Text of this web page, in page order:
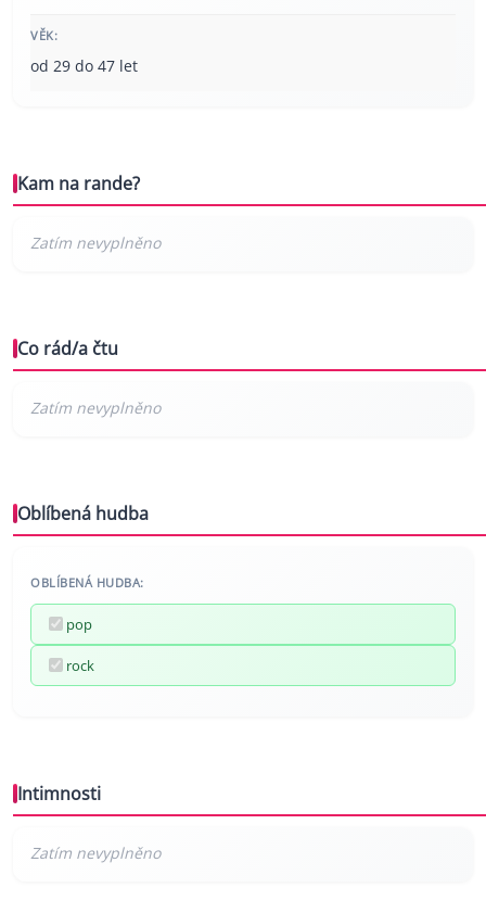
VĚK:
od 29 do 47 let
Kam na rande?
Co rád/a čtu
Oblíbená hudba
OBLÍBENÁ HUDBA:
pop
rock
Intimnosti